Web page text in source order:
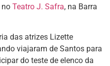
no Teatro J. Safra, na Barra
das atrizes Lizette
viajaram de Santos para
do teste de elenco da